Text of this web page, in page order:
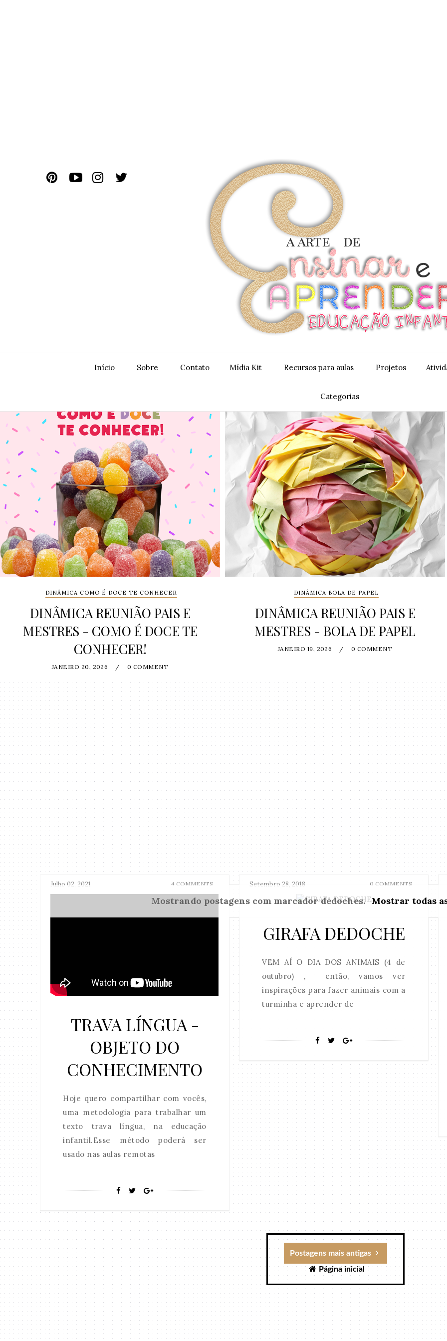
Início Sobre Contato Mídia Kit Recursos para aulas Projetos
Categorias
DINÂMICA COMO É DOCE TE CONHECER
DINÂMICA REUNIÃO PAIS E
MESTRES - COMO É DOCE TE
CONHECER!
JANEIRO 20, 2026 / 0 COMMENT
DINÂMICA BOLA DE PAPEL
DINÂMICA REUNIÃO PAIS E
MESTRES - BOLA DE PAPEL
JANEIRO 19, 2026 / 0 COMMENT
Mostrando postagens com marcadordedoches. Mostrar todas
Julho 02, 2021 4 COMMENTS
TRAVA LÍNGUA -
OBJETO DO
CONHECIMENTO
Hoje quero compartilhar com vocês,
uma metodologia para trabalhar um
texto trava língua, na educação
infantil.Esse método poderá ser
usado nas aulas remotas
Setembro 28, 2018 0 COMMENTS
GIRAFA DEDOCHE
VEM AÍ O DIA DOS ANIMAIS (4 de
outubro) , então, vamos ver
inspirações para fazer animais com a
turminha e aprender de
Postagens mais antigas
Página inicial